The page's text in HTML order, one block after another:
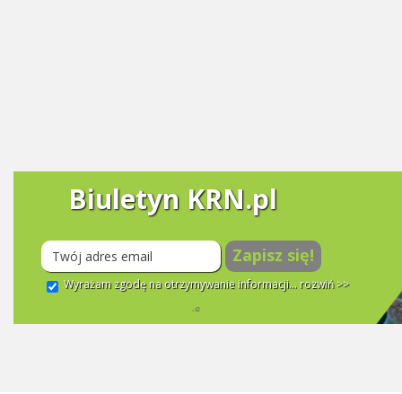
Biuletyn KRN.pl
Zapisz się!
Wyrażam zgodę na otrzymywanie informacji... rozwiń >>